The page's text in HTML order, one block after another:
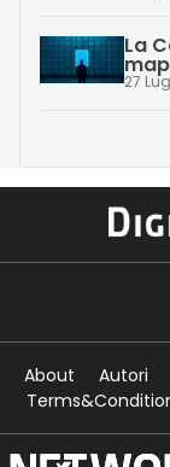
La
27
About Autori